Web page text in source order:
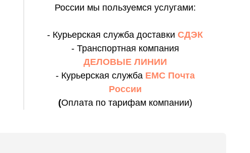
России мы пользуемся услугами:
- Курьерская служба доставки СДЭК
- Транспортная компания
ДЕЛОВЫЕ ЛИНИИ
- Курьерская служба ЕМС Почта
России
(Оплата по тарифам компании)